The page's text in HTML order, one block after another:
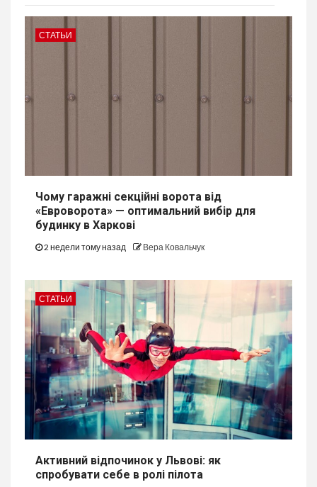
СТАТЬИ
Чому гаражні секційні ворота від
«Евроворота» — оптимальний вибір для
будинку в Харкові
2 недели тому назад Вера Ковальчук
СТАТЬИ
Активний відпочинок у Львові: як
спробувати себе в ролі пілота